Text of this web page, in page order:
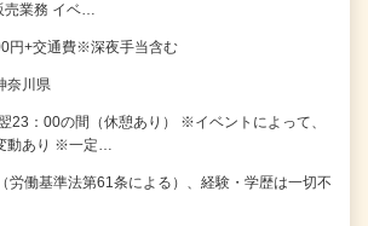
売業務 イベ…
円+交通費※深夜手当含む
奈川県
23：00の間（休憩あり） ※イベントによって、
動あり ※一定…
労働基準法第61条による）、経験・学歴は一切不